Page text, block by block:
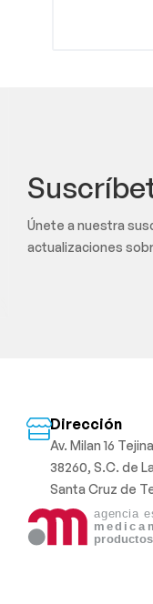
Únete a nuestra
actualizaciones
Dirección
Av. Milan 16 Tejina
38260, S.C. de
Santa Cruz de